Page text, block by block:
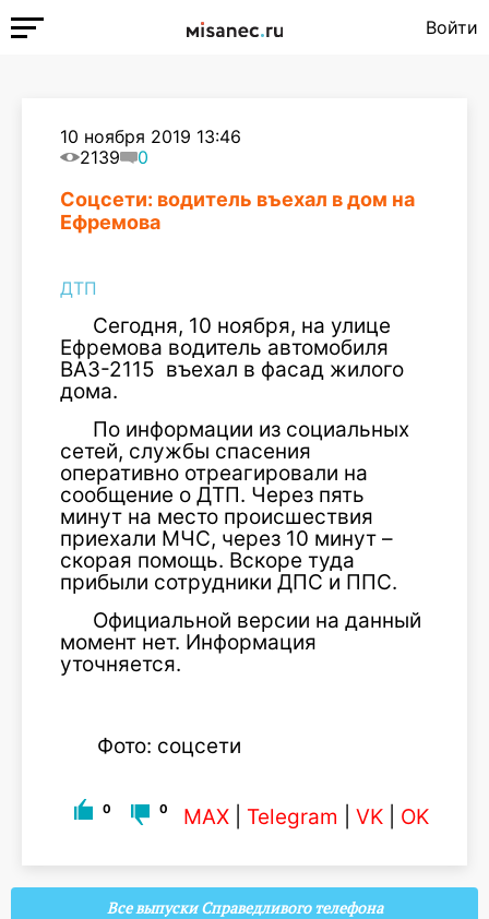
Войти
10 ноября 2019 13:46
2139
0
Соцсети: водитель въехал в дом на
Ефремова
ДТП
Сегодня, 10 ноября, на улице
Ефремова водитель автомобиля
ВАЗ-2115 въехал в фасад жилого
дома.
По информации из социальных
сетей, службы спасения
оперативно отреагировали на
сообщение о ДТП. Через пять
минут на место происшествия
приехали МЧС, через 10 минут –
скорая помощь. Вскоре туда
прибыли сотрудники ДПС и ППС.
Официальной версии на данный
момент нет. Информация
уточняется.
Фото: соцсети
0 0 MAX Telegram VK OK
Все выпуски Справедливого телефона